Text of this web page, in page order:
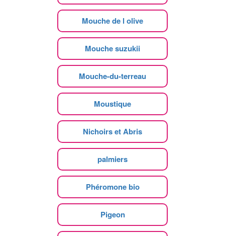
Mouche de l olive
Mouche suzukii
Mouche-du-terreau
Moustique
Nichoirs et Abris
palmiers
Phéromone bio
Pigeon